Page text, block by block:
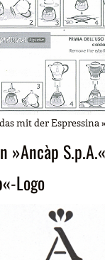
mit der Espressina
»Ancàp S.p.A.«
Logo